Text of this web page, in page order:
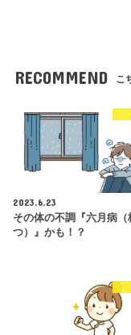
RECOMMEND こ
2023.6.23
その体の不調『六月病（
つ）』かも！？